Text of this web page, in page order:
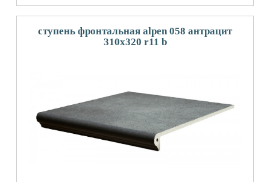
ступень фронтальная alpen 058 антрацит
310x320 r11 b